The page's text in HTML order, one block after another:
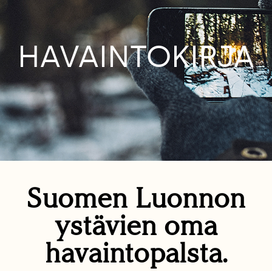
HAVAINTOKIRJA
Suomen Luonnon
ystävien oma
havaintopalsta.